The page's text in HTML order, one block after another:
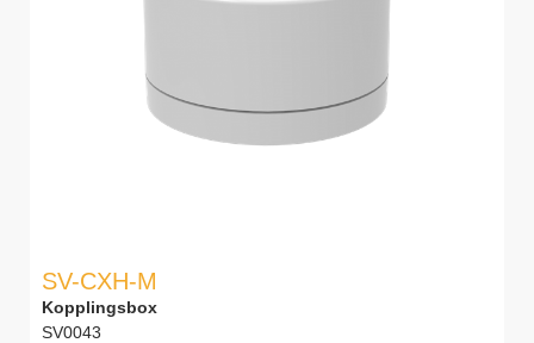
SV-CXH-M
Kopplingsbox
SV0043